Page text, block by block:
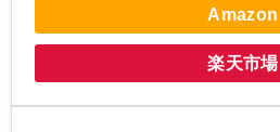
Amazon
楽天市場